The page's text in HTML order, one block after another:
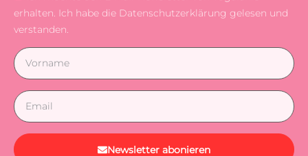
erhalten. Ich habe die Datenschutzerklärung gelesen und
verstanden.
Newsletter abonieren